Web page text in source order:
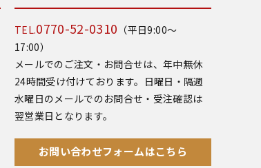
TEL.0770-52-0310 （平日9:00～
17:00）
メールでのご注文・お問合せは、年中無休
24時間受け付けております。日曜日・隔週
水曜日のメールでのお問合せ・受注確認は
翌営業日となります。
お問い合わせフォームはこちら